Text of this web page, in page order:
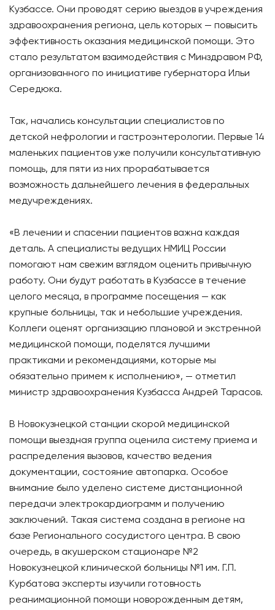
Кузбассе. Они проводят серию выездов в учреждения
здравоохранения региона, цель которых — повысить
эффективность оказания медицинской помощи. Это
стало результатом взаимодействия с Минздравом РФ,
организованного по инициативе губернатора Ильи
Середюка.
Так, начались консультации специалистов по
детской нефрологии и гастроэнтерологии. Первые 14
маленьких пациентов уже получили консультативную
помощь, для пяти из них прорабатывается
возможность дальнейшего лечения в федеральных
медучреждениях.
«В лечении и спасении пациентов важна каждая
деталь. А специалисты ведущих НМИЦ России
помогают нам свежим взглядом оценить привычную
работу. Они будут работать в Кузбассе в течение
целого месяца, в программе посещения — как
крупные больницы, так и небольшие учреждения.
Коллеги оценят организацию плановой и экстренной
медицинской помощи, поделятся лучшими
практиками и рекомендациями, которые мы
обязательно примем к исполнению», — отметил
министр здравоохранения Кузбасса Андрей Тарасов.
В Новокузнецкой станции скорой медицинской
помощи выездная группа оценила систему приема и
распределения вызовов, качество ведения
документации, состояние автопарка. Особое
внимание было уделено системе дистанционной
передачи электрокардиограмм и получению
заключений. Такая система создана в регионе на
базе Регионального сосудистого центра. В свою
очередь, в акушерском стационаре №2
Новокузнецкой клинической больницы №1 им. Г.П.
Курбатова эксперты изучили готовность
реанимационной помощи новорожденным детям,